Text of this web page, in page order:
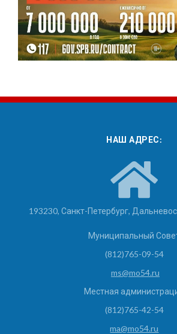
НАШ АДРЕС:
193230, Санкт-Петербург,
Муниципальный
(812)765-09-54
ms@mo54.ru
Местная
(812)765-42-54
ma@mo54.ru